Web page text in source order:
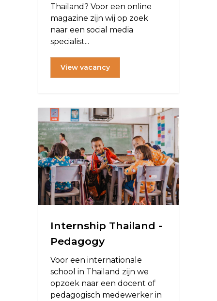
Thailand? Voor een online
magazine zijn wij op zoek
naar een social media
specialist...
View vacancy
Internship Thailand -
Pedagogy
Voor een internationale
school in Thailand zijn we
opzoek naar een docent of
pedagogisch medewerker in